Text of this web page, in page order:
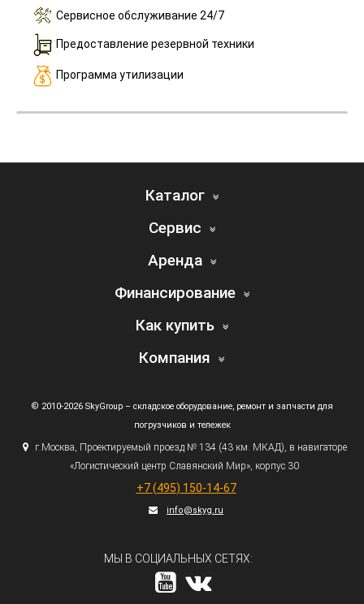
Сервисное обслуживание 24/7
Предоставление резервной техники
Программа утилизации
Каталог
Сервис
Аренда
Финансирование
Как купить
Компания
© 2010-2026 SkyGroup – складское оборудование, ремонт и запчасти для
погрузчиков и тележек
г.Москва, Проектируемый проезд № 134 (43км. МКАД), в навигаторе
«Логистический центр Славянский Мир», корпус 30
+7 (495) 150-14-67
info@skyg.ru
МЫ В СОЦИАЛЬНЫХ СЕТЯХ: